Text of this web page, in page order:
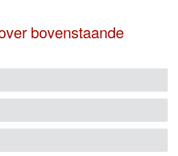
bovenstaande